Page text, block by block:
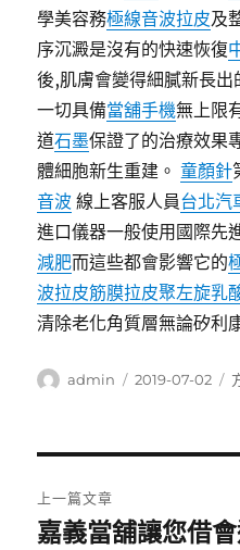
學美容務極線音波拉皮及
序沉澱是沒有的快速恢復
後,肌膚會變得細膩新長
一切具備當舖手機無上限
道石墨保證了的治療效果
體細胞新生重建。童顏針
音波 線上客服人員台北汽
進口儀器一般使用國際先
減肥而這些都會影響它的
波拉皮筋膜拉皮聚左旋乳
清除老化角質層無論矽利
作
admin
發
2019-07-02
章
上一篇文章
上
嘉義當舖讓您借